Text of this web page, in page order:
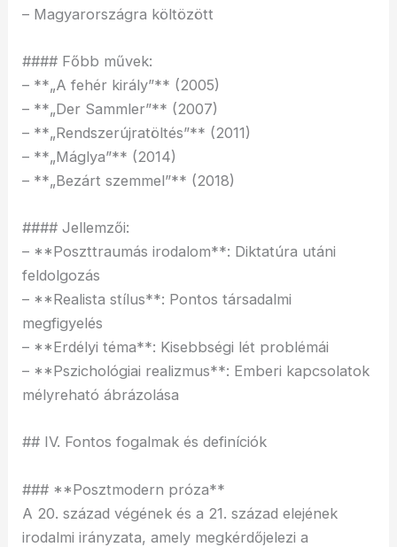
– Magyarországra költözött
#### Főbb művek:
– **„A fehér király”** (2005)
– **„Der Sammler”** (2007)
– **„Rendszerújratöltés”** (2011)
– **„Máglya”** (2014)
– **„Bezárt szemmel”** (2018)
#### Jellemzői:
– **Poszttraumás irodalom**: Diktatúra utáni
feldolgozás
– **Realista stílus**: Pontos társadalmi
megfigyelés
– **Erdélyi téma**: Kisebbségi lét problémái
– **Pszichológiai realizmus**: Emberi kapcsolatok
mélyreható ábrázolása
## IV. Fontos fogalmak és definíciók
### **Posztmodern próza**
A 20. század végének és a 21. század elejének
irodalmi irányzata, amely megkérdőjelezi a